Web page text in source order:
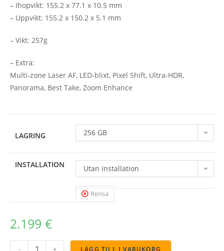
– Ihopvikt: 155.2 x 77.1 x 10.5 mm
– Uppvikt: 155.2 x 150.2 x 5.1 mm
– Vikt: 257g
– Extra:
Multi-zone Laser AF, LED-blixt, Pixel Shift, Ultra-HDR,
Panorama, Best Take, Zoom Enhance
LAGRING 256 GB
INSTALLATION Utan installation
Rensa
2.199 €
- +